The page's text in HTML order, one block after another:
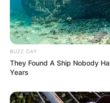
BUZZ DAY
They Found A Ship Nobody
Years